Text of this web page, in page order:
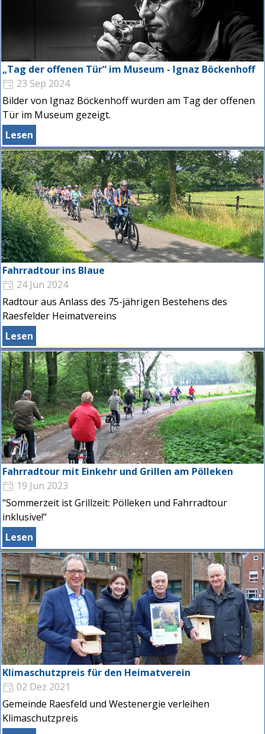
„Tag der offenen Tür“ im Museum - Ignaz Böckenhoff
23 Sep 2024
Bilder von Ignaz Böckenhoff wurden am Tag der offenen
Tür im Museum gezeigt.
Lesen
Fahrradtour ins Blaue
24 Jun 2024
Radtour aus Anlass des 75-jährigen Bestehens des
Raesfelder Heimatvereins
Lesen
Fahrradtour mit Einkehr und Grillen am Pölleken
19 Jun 2023
"Sommerzeit ist Grillzeit: Pölleken und Fahrradtour
inklusive!"
Lesen
Klimaschutzpreis für den Heimatverein
02 Dez 2021
Gemeinde Raesfeld und Westenergie verleihen
Klimaschutzpreis